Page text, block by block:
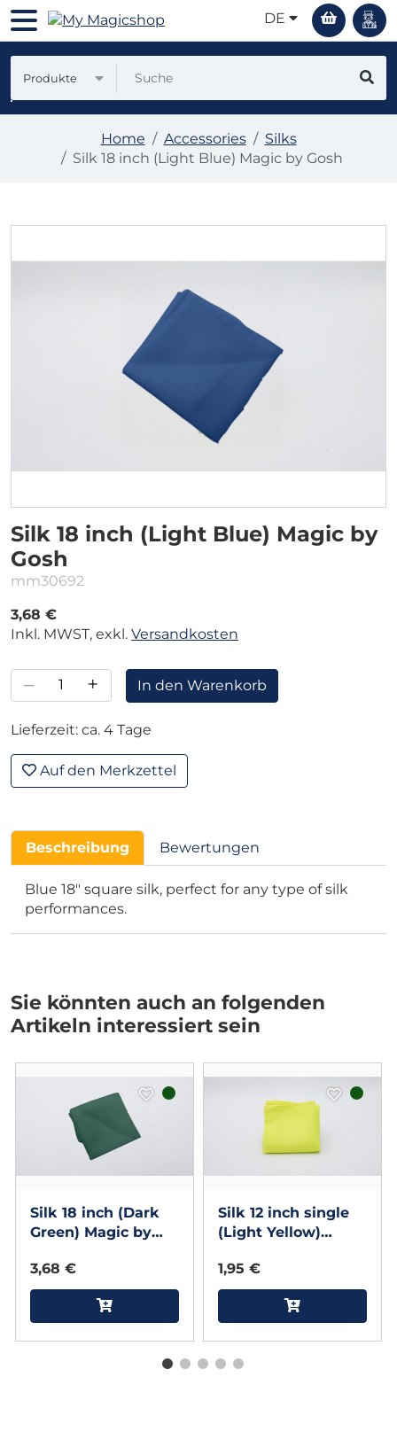
DE
Produkte
Home Accessories
Silks
Silk 18 inch (Light Blue) Magic by Gosh
Silk 18 inch (Light Blue) Magic by
Gosh
mm30692
3,68 €
Inkl. MWST, exkl. Versandkosten
– + In den Warenkorb
Lieferzeit: ca. 4 Tage
Auf den Merkzettel
Beschreibung Bewertungen
Blue 18" square silk, perfect for any type of silk
performances.
Sie könnten auch an folgenden
Artikeln interessiert sein
Silk 18 inch (Dark
Green) Magic by
3,68 €
Silk 12 inch single
(Light Yellow)
Trick
1,95 €